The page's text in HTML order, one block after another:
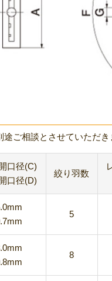
ご相談とさせていただき
口径(C)
口径(D)
絞り羽数
5
8